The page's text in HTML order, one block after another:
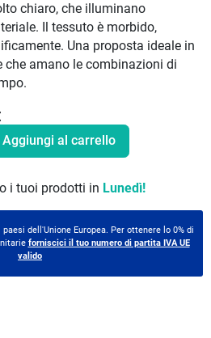
chiaro, che illuminano
Il tessuto è morbido,
Una proposta ideale in
che amano le combinazioni di
Aggiungi al carrello
i tuoi prodotti in Lunedì!
dell'Unione Europea. Per ottenere lo 0% di
forniscici il tuo numero di partita IVA UE
valido